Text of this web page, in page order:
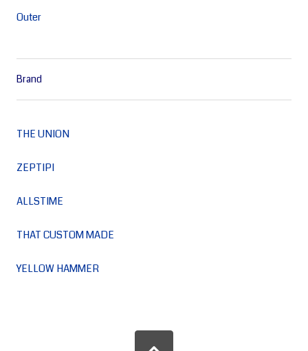
Outer
Brand
THE UNION
ZEPTIPI
ALLSTIME
THAT CUSTOM MADE
YELLOW HAMMER